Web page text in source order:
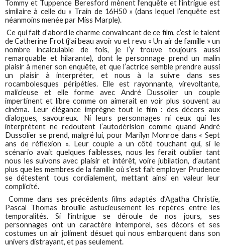
Tommy et Tuppence Beresford mènent l’enquête et l’intrigue est
similaire à celle du « Train de 16H50 » (dans lequel l’enquête est
néanmoins menée par Miss Marple).
Ce qui fait d’abord le charme convaincant de ce film, c’est le talent
de Catherine Frot (j’ai beau avoir vu et revu « Un air de famille » un
nombre incalculable de fois, je l’y trouve toujours aussi
remarquable et hilarante), dont le personnage prend un malin
plaisir à mener son enquête, et que l’actrice semble prendre aussi
un plaisir à interpréter, et nous à la suivre dans ses
rocambolesques péripéties. Elle est rayonnante, virevoltante,
malicieuse et elle forme avec André Dussolier un couple
impertinent et libre comme on aimerait en voir plus souvent au
cinéma. Leur élégance imprègne tout le film : des décors aux
dialogues, savoureux. Ni leurs personnages ni ceux qui les
interprètent ne redoutent l’autodérision comme quand André
Dussolier se prend, malgré lui, pour Marilyn Monroe dans « Sept
ans de réflexion ». Leur couple a un côté touchant qui, si le
scénario avait quelques faiblesses, nous les ferait oublier tant
nous les suivons avec plaisir et intérêt, voire jubilation, d’autant
plus que les membres de la famille où s’est fait employer Prudence
se détestent tous cordialement, mettant ainsi en valeur leur
complicité.
Comme dans ses précédents films adaptés d’Agatha Christie,
Pascal Thomas brouille astucieusement les repères entre les
temporalités. Si l’intrigue se déroule de nos jours, ses
personnages ont un caractère intemporel, ses décors et ses
costumes un air joliment désuet qui nous embarquent dans son
univers distrayant, et pas seulement.